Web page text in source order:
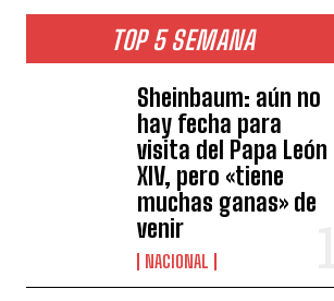
TOP 5 SEMANA
Sheinbaum: aún no
hay fecha para
visita del Papa León
XIV, pero «tiene
muchas ganas» de
venir
NACIONAL